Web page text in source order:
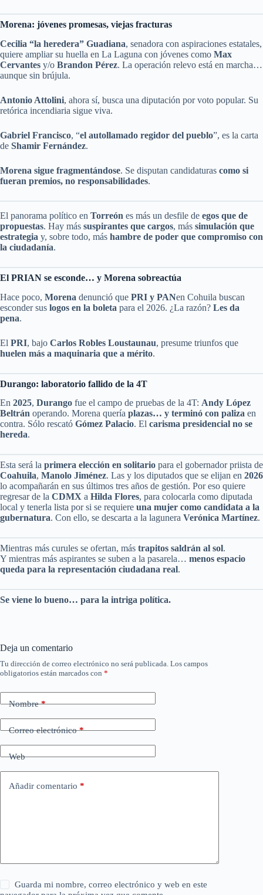
Morena: jóvenes promesas, viejas fracturas
Cecilia “la heredera” Guadiana, senadora con aspiraciones estatales,
quiere ampliar su huella en La Laguna con jóvenes como Max
Cervantes y/o Brandon Pérez. La operación relevo está en marcha…
aunque sin brújula.
Antonio Attolini, ahora sí, busca una diputación por voto popular. Su
retórica incendiaria sigue viva.
Gabriel Francisco, “el autollamado regidor del pueblo”, es la carta
de Shamir Fernández.
Morena sigue fragmentándose. Se disputan candidaturas como si
fueran premios, no responsabilidades.
El panorama político en Torreón es más un desfile de egos que de
propuestas. Hay más suspirantes que cargos, más simulación que
estrategia y, sobre todo, más hambre de poder que compromiso con
la ciudadanía.
El PRIAN se esconde… y Morena sobreactúa
Hace poco, Morena denunció que PRI y PANen Cohuila buscan
esconder sus logos en la boleta para el 2026. ¿La razón? Les da
pena.
El PRI, bajo Carlos Robles Loustaunau, presume triunfos que
huelen más a maquinaria que a mérito.
Durango: laboratorio fallido de la 4T
En 2025, Durango fue el campo de pruebas de la 4T: Andy López
Beltrán operando. Morena quería plazas… y terminó con paliza en
contra. Sólo rescató Gómez Palacio. El carisma presidencial no se
hereda.
Esta será la primera elección en solitario para el gobernador priista de
Coahuila, Manolo Jiménez. Las y los diputados que se elijan en 2026
lo acompañarán en sus últimos tres años de gestión. Por eso quiere
regresar de la CDMX a Hilda Flores, para colocarla como diputada
local y tenerla lista por si se requiere una mujer como candidata a la
gubernatura. Con ello, se descarta a la lagunera Verónica Martínez.
Mientras más curules se ofertan, más trapitos saldrán al sol.
Y mientras más aspirantes se suben a la pasarela… menos espacio
queda para la representación ciudadana real.
Se viene lo bueno… para la intriga política.
Deja un comentario
Tu dirección de correo electrónico no será publicada. Los campos
obligatorios están marcados con *
Nombre*
Correo electrónico*
Web
Añadir comentario *
Guarda mi nombre, correo electrónico y web en este